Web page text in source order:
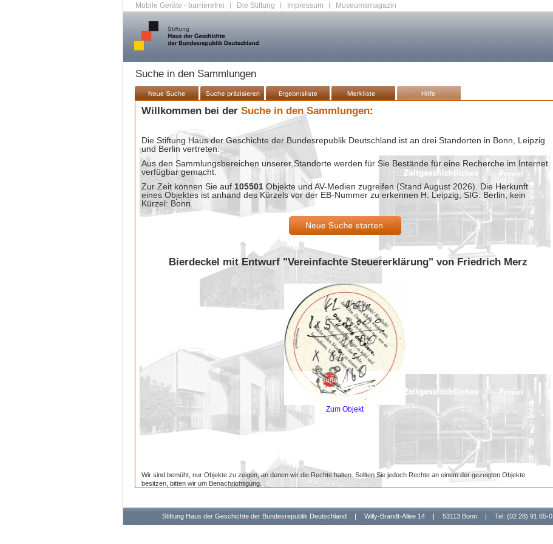
Mobile Geräte - barrierefrei | Die Stiftung | Impressum | Museumsmagazin
Suche in den Sammlungen
Willkommen bei der Suche in den Sammlungen:
Die Stiftung Haus der Geschichte der Bundesrepublik Deutschland ist an drei Standorten in Bonn, Leipzig
und Berlin vertreten.
Aus den Sammlungsbereichen unserer Standorte werden für Sie Bestände für eine Recherche im Internet
verfügbar gemacht.
Zur Zeit können Sie auf 105501 Objekte und AV-Medien zugreifen (Stand August 2026). Die Herkunft
eines Objektes ist anhand des Kürzels vor der EB-Nummer zu erkennen H: Leipzig, SIG: Berlin, kein
Kürzel: Bonn.
Bierdeckel mit Entwurf "Vereinfachte Steuererklärung" von Friedrich Merz
Zum Objekt
Wir sind bemüht, nur Objekte zu zeigen, an denen wir die Rechte halten. Sollten Sie jedoch Rechte an einem der gezeigten Objekte
besitzen, bitten wir um Benachrichtigung.
Stiftung Haus der Geschichte der Bundesrepublik Deutschland | Willy-Brandt-Allee 14 | 53113 Bonn | Tel: (02 28) 91 65-0